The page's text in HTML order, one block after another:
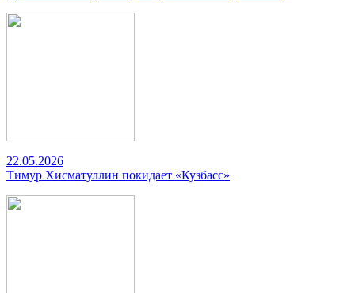
22.05.2026
Тимур Хисматуллин покидает «Кузбасс»